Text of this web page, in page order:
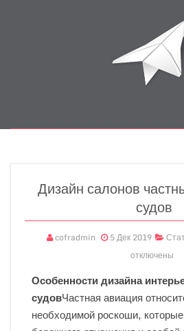
Дизайн салонов
судов
cofradmin 5 Дек 2019
отключены
Особенности дизайна
судовЧастная авиация
необходимой роскоши,